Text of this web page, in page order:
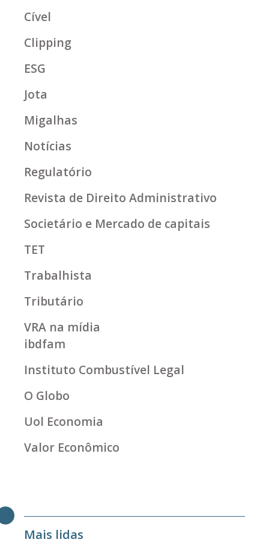
Cível
Clipping
ESG
Jota
Migalhas
Notícias
Regulatório
Revista de Direito Administrativo
Societário e Mercado de capitais
TET
Trabalhista
Tributário
VRA na mídia
ibdfam
Instituto Combustível Legal
O Globo
Uol Economia
Valor Econômico
Mais lidas